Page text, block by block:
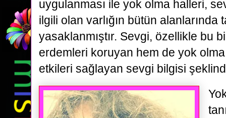
uygulanması ile yok olma halleri,
ilgili olan varlığın bütün alanlarında
yasaklanmıştır. Sevgi, özellikle bu
erdemleri koruyan hem de yok
etkileri sağlayan sevgi bilgisi